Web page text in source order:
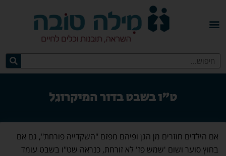
ט"ו בשבט בדור המיקרוגל
אם הילדים חוזרים מן הגן ופיהם מפזם "השקדייה פורחת", גם אם
בחוץ סוער ושום 'שמש פז' לא זורחת, כנראה שט"ו בשבט עומד